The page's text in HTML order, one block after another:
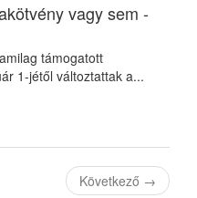
vagy sem -
támogatott
1-jétől változtattak a...
Következő →